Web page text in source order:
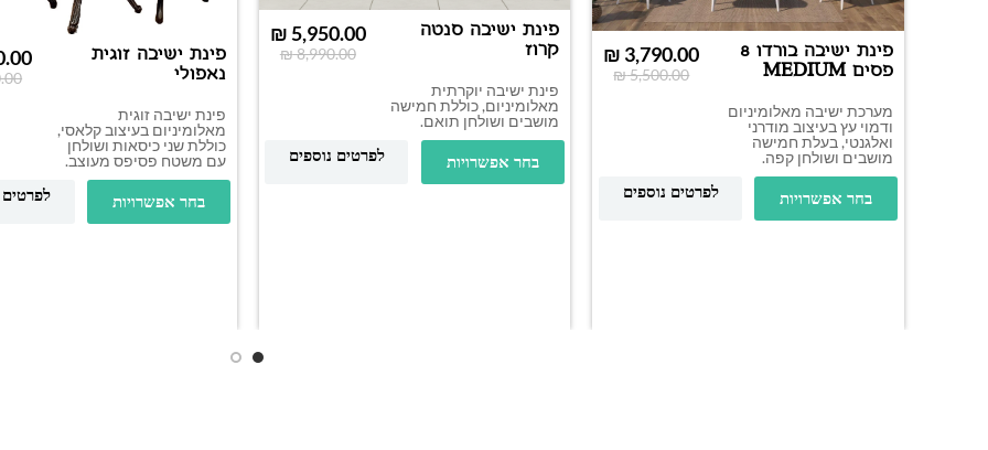
פינת ישיבה בורדו 8
פסים MEDIUM
מערכת ישיבה מאלומיניום
ודמוי עץ בעיצוב מודרני
ואלגנטי, בעלת חמישה
מושבים ושולחן קפה.
₪5,500.00
₪ 3,790.00
בחר אפשרויות לפרטים נוספים
פינת ישיבה סנטה
קרוז
פינת ישיבה יוקרתית
מאלומיניום, כוללת חמישה
מושבים ושולחן תואם.
₪8,990.00
₪5,950.00
בחר אפשרויות לפרטים נוספים
פינת ישיבה זוגית
נאפולי
פינת ישיבה זוגית
מאלומיניום בעיצוב קלאסי,
כוללת שני כיסאות ושולחן
עם משטח פסיפס מעוצב.
בחר אפשרויות לפרטים